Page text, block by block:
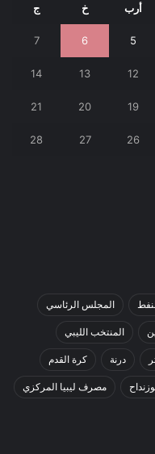
أرب خ ج
5
6
7
12
13
14
19
20
21
26
27
28
المجلس الرئاسي
المنتخب الليبي
درنة كرة القدم
مصرف ليبيا المركزي